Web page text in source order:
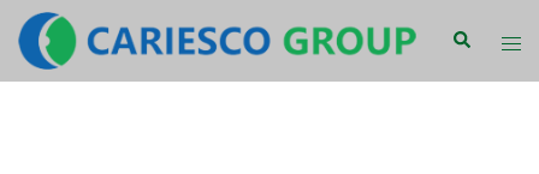
Skip
content
Search